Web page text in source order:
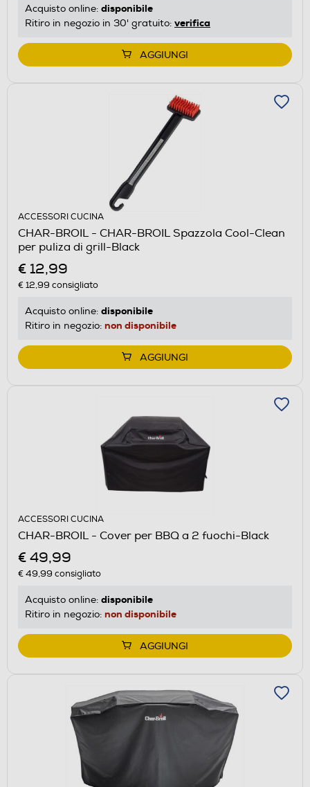
Acquisto online: disponibile
Ritiro in negozio in 30' gratuito: verifica
AGGIUNGI
ACCESSORI CUCINA
CHAR-BROIL - CHAR-BROIL Spazzola Cool-Clean
per puliza di grill-Black
€ 12,99
€ 12,99 consigliato
Acquisto online: disponibile
Ritiro in negozio: non disponibile
AGGIUNGI
ACCESSORI CUCINA
CHAR-BROIL - Cover per BBQ a 2 fuochi-Black
€ 49,99
€ 49,99 consigliato
Acquisto online: disponibile
Ritiro in negozio: non disponibile
AGGIUNGI